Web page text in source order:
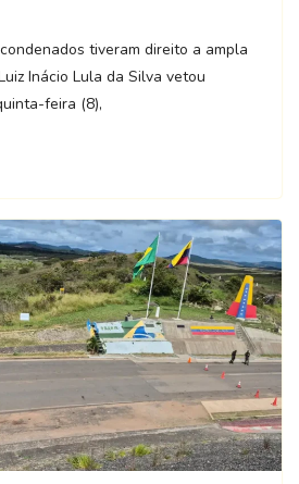
tiveram direito a ampla
Inácio Lula da Silva vetou
feira (8),